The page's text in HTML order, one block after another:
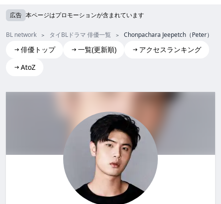
広告 本ページはプロモーションが含まれています
BL network タイBLドラマ 俳優一覧 Chonpachara Jeepetch（Peter）
俳優トップ 一覧(更新順)
アクセスランキング
AtoZ